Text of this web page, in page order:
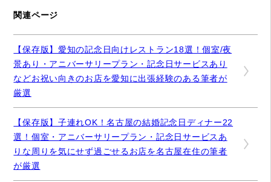
関連ページ
【保存版】愛知の記念日向けレストラン18選！個室/夜
景あり・アニバーサリープラン・記念日サービスあり
などお祝い向きのお店を愛知に出張経験のある筆者が
厳選
【保存版】子連れOK！名古屋の結婚記念日ディナー22
選！個室・アニバーサリープラン・記念日サービスあ
りな周りを気にせず過ごせるお店を名古屋在住の筆者
が厳選